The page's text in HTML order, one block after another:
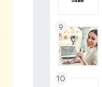
9
10